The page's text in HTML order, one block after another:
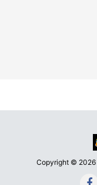
Copyright © 2026